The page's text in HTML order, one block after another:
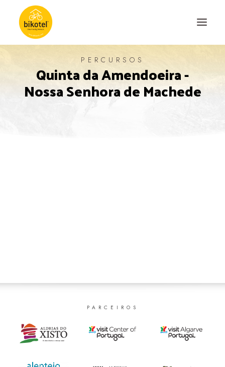
SOBRE NÓS
DESTINOS
PERCURSOS
Quinta da Amendoeira -
Nossa Senhora de Machede
PARCEIROS